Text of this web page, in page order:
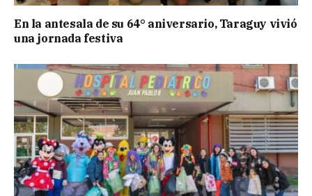
En la antesala de su 64° aniversario, Taraguy vivió
una jornada festiva